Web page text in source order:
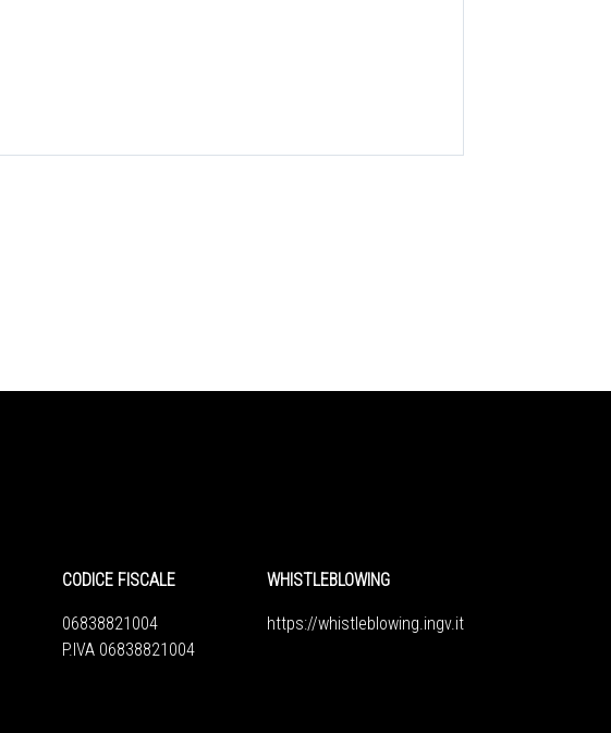
CODICE FISCALE
06838821004
P.IVA 06838821004
WHISTLEBLOWING
https://whistleblowing.ingv. it